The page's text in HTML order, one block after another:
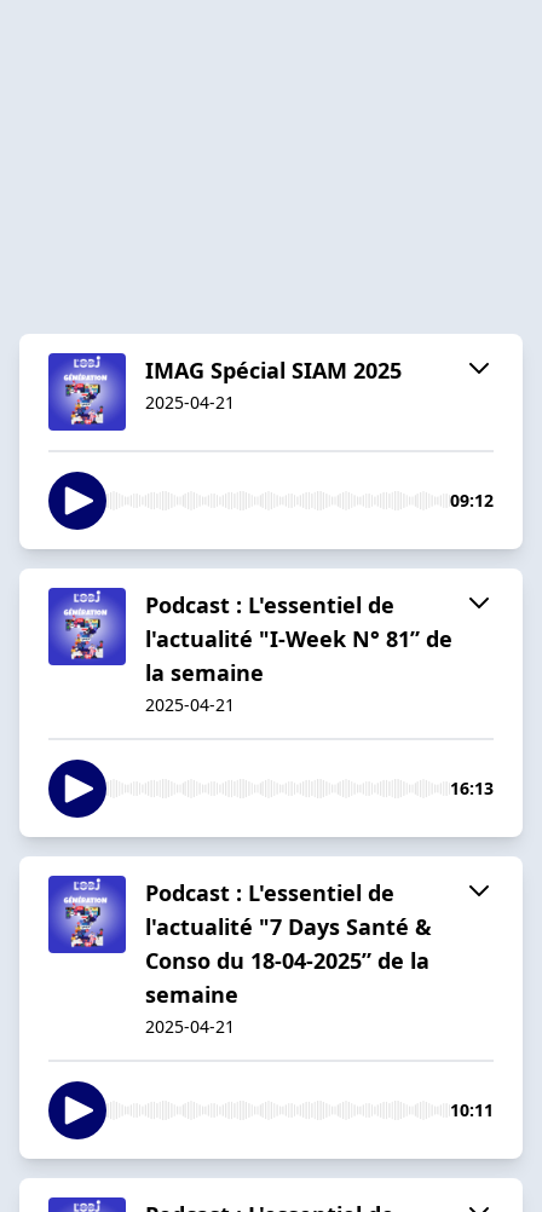
IMAG Spécial SIAM 2025
2025-04-21
09:12
Podcast : L'essentiel de
l'actualité "I-Week N° 81” de
la semaine
2025-04-21
16:13
Podcast : L'essentiel de
l'actualité "7 Days Santé &
Conso du 18-04-2025” de la
semaine
2025-04-21
10:11